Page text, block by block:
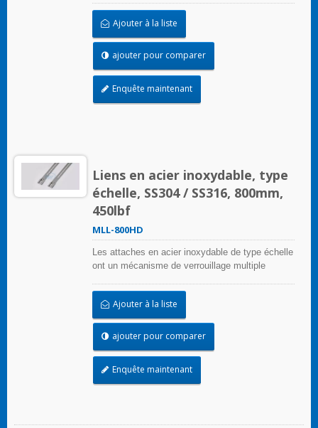
appliqué sans outils de sertissage
Ajouter à la liste
ajouter pour comparer
Enquête maintenant
Liens en acier inoxydable, type
échelle, SS304 / SS316, 800mm,
450lbf
MLL-800HD
Les attaches en acier inoxydable de type échelle
ont un mécanisme de verrouillage multiple
appliqué sans outils de sertissage
Ajouter à la liste
ajouter pour comparer
Enquête maintenant